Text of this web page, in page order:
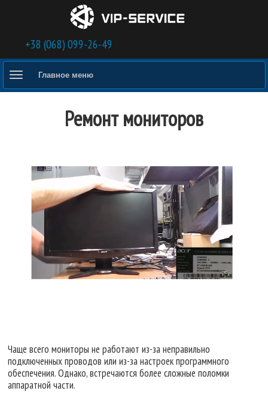
Перейти к основному содержанию
+38 (068) 099-26-49
Главное меню
Ремонт мониторов
Чаще всего мониторы не работают из-за неправильно
подключенных проводов или из-за настроек программного
обеспечения. Однако, встречаются более сложные поломки
аппаратной части.